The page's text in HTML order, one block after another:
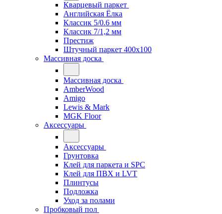
Кварцевый паркет
Английская Ёлка
Классик 5/0.6 мм
Классик 7/1,2 мм
Престиж
Штучный паркет 400x100
Массивная доска
Массивная доска
AmberWood
Amigo
Lewis & Mark
MGK Floor
Аксессуары
Аксессуары
Грунтовка
Клей для паркета и SPC
Клей для ПВХ и LVT
Плинтусы
Подложка
Уход за полами
Пробковый пол